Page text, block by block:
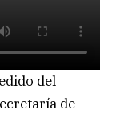
del
de